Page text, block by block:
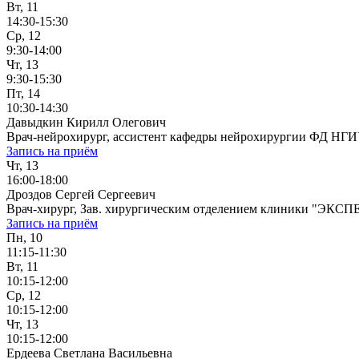
Вт, 11
14:30-15:30
Ср, 12
9:30-14:00
Чт, 13
9:30-15:30
Пт, 14
10:30-14:30
Давыдкин Кирилл Олегович
Врач-нейрохирург, ассистент кафедры нейрохирургии ФД
Запись на приём
Чт, 13
16:00-18:00
Дроздов Сергей Сергеевич
Врач-хирург, Зав. хирургическим отделением клиники
Запись на приём
Пн, 10
11:15-11:30
Вт, 11
10:15-12:00
Ср, 12
10:15-12:00
Чт, 13
10:15-12:00
Ердеева Светлана Васильевна